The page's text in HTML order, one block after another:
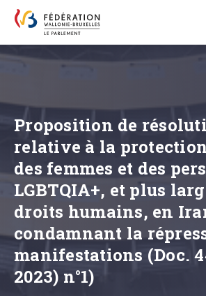
Proposition de
relative à la
des femmes et des
LGBTQIA+, et plus
droits humains, en
condamnant la
manifestations (Doc.
2023) n°1)